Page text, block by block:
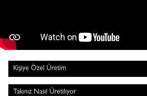
Kişiye Özel Üretim
Takınız Nasıl Üretiliyor